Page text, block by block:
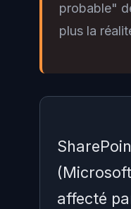
probable"
plus la
affecté